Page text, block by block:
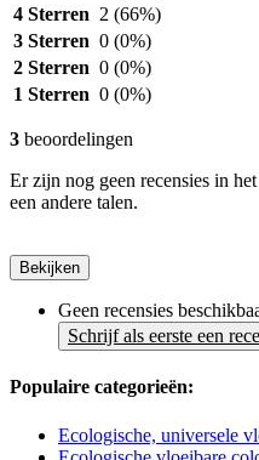
4 Sterren 2 (66%)
3 Sterren 0 (0%)
2 Sterren 0 (0%)
1 Sterren 0 (0%)
3 beoordelingen
Er zijn nog geen recensies in
een andere talen.
Bekijken
Geen recensies
Schrijf als eerste een
Populaire categorieën:
Ecologische, universele